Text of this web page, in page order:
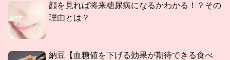
顔を見れば将来糖尿病になるかわかる！？その
理由とは？
納豆【血糖値を下げる効果が期待できる食べ